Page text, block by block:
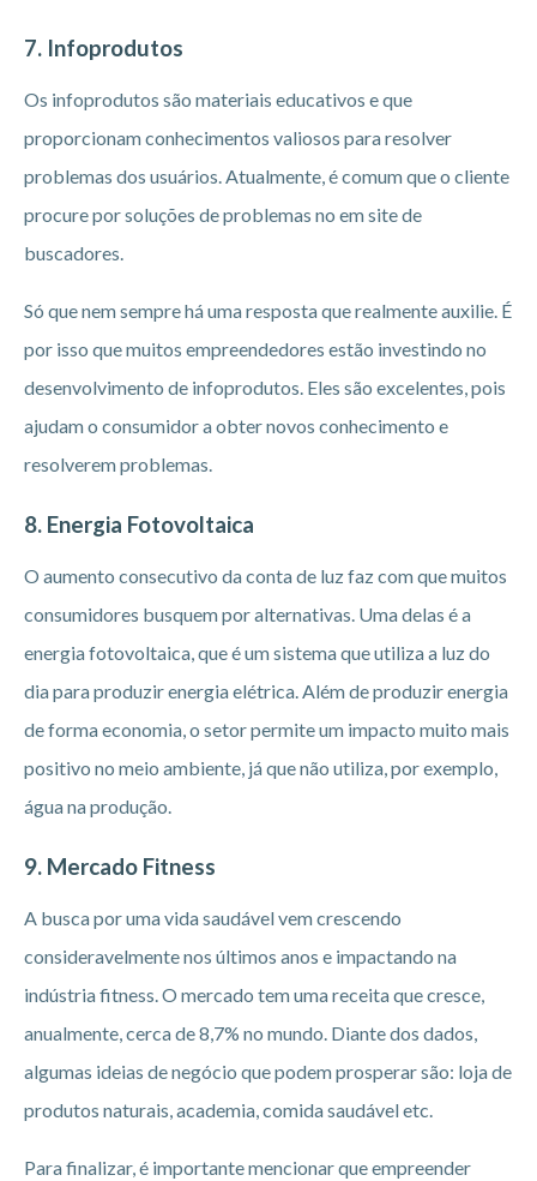
7. Infoprodutos
Os infoprodutos são materiais educativos e que
proporcionam conhecimentos valiosos para resolver
problemas dos usuários. Atualmente, é comum que o cliente
procure por soluções de problemas no em site de
buscadores.
Só que nem sempre há uma resposta que realmente auxilie. É
por isso que muitos empreendedores estão investindo no
desenvolvimento de infoprodutos. Eles são excelentes, pois
ajudam o consumidor a obter novos conhecimento e
resolverem problemas.
8. Energia Fotovoltaica
O aumento consecutivo da conta de luz faz com que muitos
consumidores busquem por alternativas. Uma delas é a
energia fotovoltaica, que é um sistema que utiliza a luz do
dia para produzir energia elétrica. Além de produzir energia
de forma economia, o setor permite um impacto muito mais
positivo no meio ambiente, já que não utiliza, por exemplo,
água na produção.
9. Mercado Fitness
A busca por uma vida saudável vem crescendo
consideravelmente nos últimos anos e impactando na
indústria fitness. O mercado tem uma receita que cresce,
anualmente, cerca de 8,7% no mundo. Diante dos dados,
algumas ideias de negócio que podem prosperar são: loja de
produtos naturais, academia, comida saudável etc.
Para finalizar, é importante mencionar que empreender